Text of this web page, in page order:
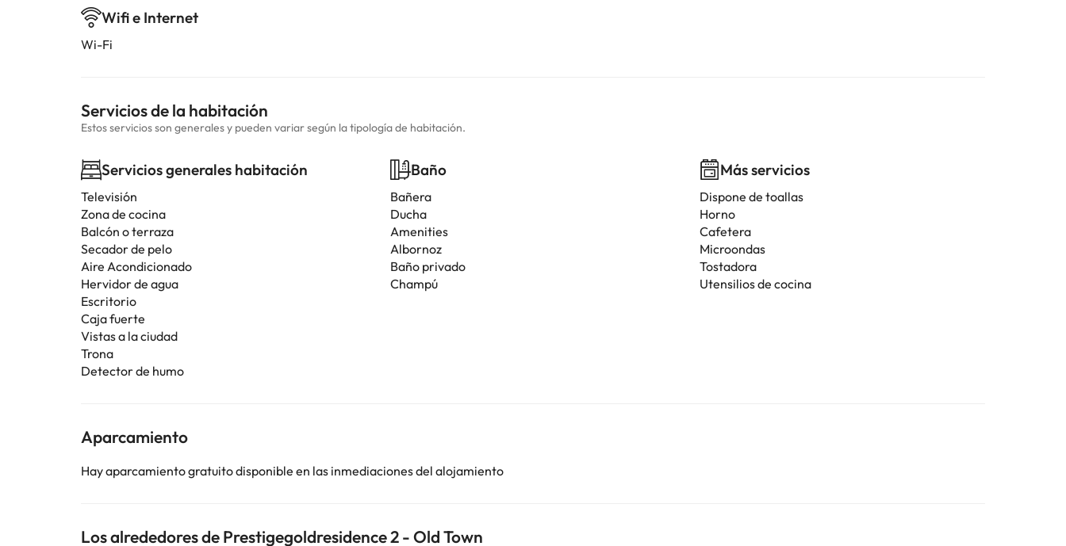
Wifi e Internet
Wi-Fi
Servicios de la habitación
Estos servicios son generales y pueden variar según la tipología de habitación.
Servicios generales habitación
Televisión
Zona de cocina
Balcón o terraza
Secador de pelo
Aire Acondicionado
Hervidor de agua
Escritorio
Caja fuerte
Vistas a la ciudad
Trona
Detector de humo
Baño
Bañera
Ducha
Amenities
Albornoz
Baño privado
Champú
Más servicios
Dispone de toallas
Horno
Cafetera
Microondas
Tostadora
Utensilios de cocina
Aparcamiento
Hay aparcamiento gratuito disponible en las inmediaciones del alojamiento
Los alrededores de Prestigegoldresidence 2 - Old Town